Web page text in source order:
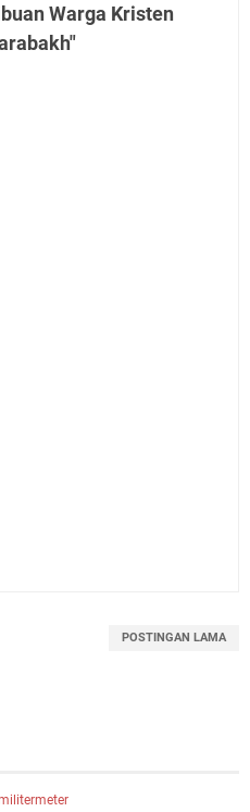
Warga Kristen
POSTINGAN LAMA